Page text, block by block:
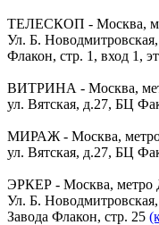
ТЕЛЕСКОП - Москва,
Ул. Б.
Флакон, стр. 1, вход 1,
ВИТРИНА - Москва,
ул. Вятская, д.27, БЦ
МИРАЖ - Москва, метро
ул. Вятская, д.27, БЦ
ЭРКЕР - Москва, метро
Ул. Б.
Завода Флакон, стр. 25